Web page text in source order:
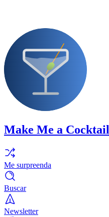
Make Me a Cocktail
Me surpreenda
Buscar
Newsletter